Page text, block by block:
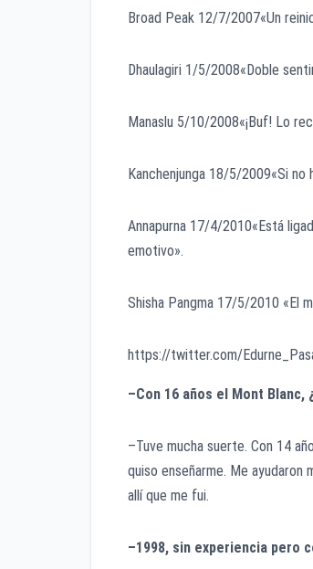
Broad Peak 12/7/2007«Un
Dhaulagiri 1/5/2008«Doble
Manaslu 5/10/2008«¡Buf! Lo
Kanchenjunga 18/5/2009«Si
Annapurna 17/4/2010«Está
emotivo».
Shisha Pangma 17/5/2010 «El
https://twitter.com/
–Con 16 años el Mont Blanc,
–Tuve mucha suerte. Con 14
quiso enseñarme. Me
allí que me fui.
–1998, sin experiencia pero